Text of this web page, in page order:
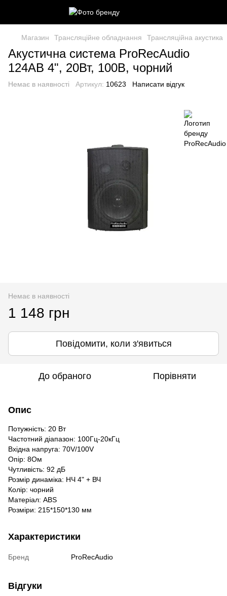
Магазин Трансляційне обладнання Трансляційна акустика
Акустична система ProRecAudio
124AB 4", 20Вт, 100В, чорний
Немає в наявності Артикул: 10623 Написати відгук
Немає в наявності
1 148 грн
Повідомити, коли з'явиться
До обраного Порівняти
Опис
Потужність: 20 Вт
Частотний діапазон: 100Гц-20кГц
Вхідна напруга: 70V/100V
Опір: 8Ом
Чутливість: 92 дБ
Розмір динаміка: НЧ 4" + ВЧ
Колір: чорний
Матеріал: ABS
Розміри: 215*150*130 мм
Характеристики
Бренд ProRecAudio
Відгуки